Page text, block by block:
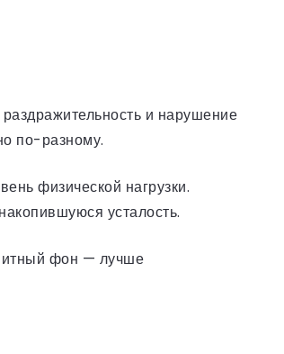
и нарушение
по-разному.
физической нагрузки.
усталость.
фон — лучше